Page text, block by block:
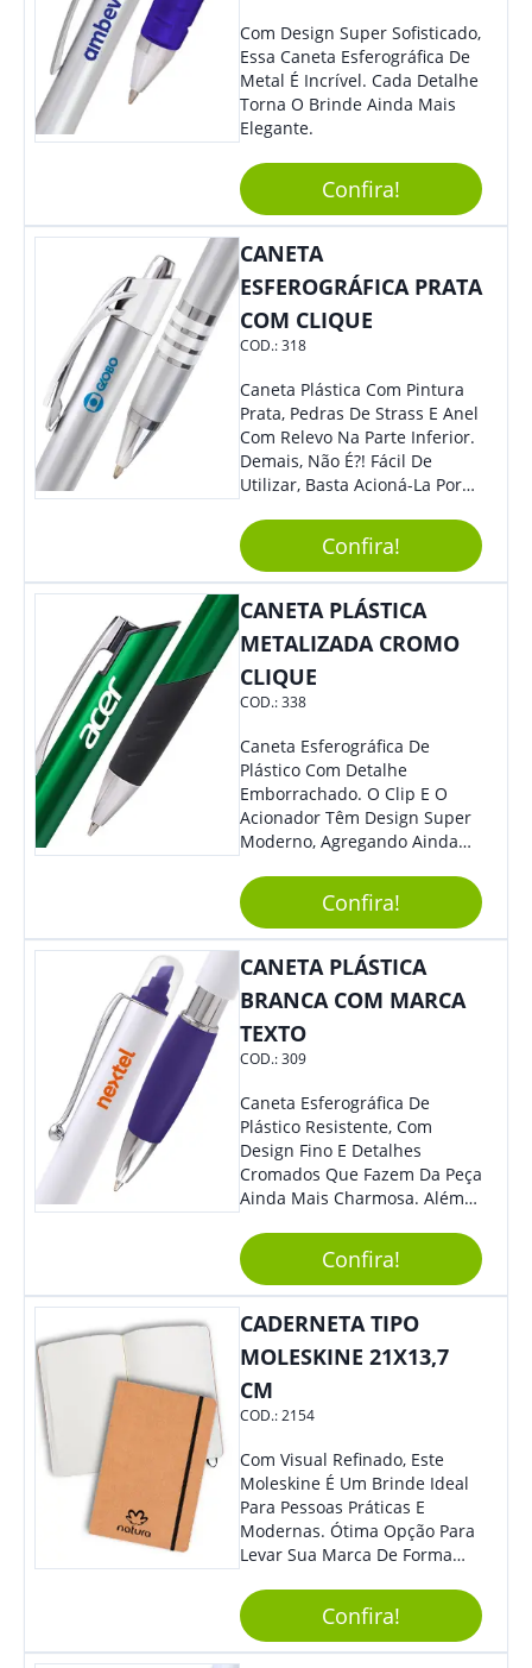
Com Design Super Sofisticado,
Essa Caneta Esferográfica De
Metal É Incrível. Cada Detalhe
Torna O Brinde Ainda Mais
Elegante.
Confira!
CANETA
ESFEROGRÁFICA PRATA
COM CLIQUE
COD.:318
Caneta Plástica Com Pintura
Prata, Pedras De Strass E Anel
Com Relevo Na Parte Inferior.
Demais, Não É?! Fácil De
Utilizar, Basta Acioná-La Por
Confira!
CANETA PLÁSTICA
METALIZADA CROMO
CLIQUE
COD.:338
Caneta Esferográfica De
Plástico Com Detalhe
Emborrachado. O Clip E O
Acionador Têm Design Super
Moderno, Agregando Ainda
Marca.
Confira!
CANETA PLÁSTICA
BRANCA COM MARCA
TEXTO
COD.:309
Caneta Esferográfica De
Plástico Resistente, Com
Design Fino E Detalhes
Cromados Que Fazem Da Peça
Ainda Mais Charmosa. Além
Seu Acionamento É Por Giro.
Perfeita Para Diversas
Ocasiões Do Dia A Dia.
Confira!
CADERNETA TIPO
MOLESKINE 21X13,7
CM
COD.:2154
Com Visual Refinado, Este
Moleskine É Um Brinde Ideal
Para Pessoas Práticas E
Modernas. Ótima Opção Para
Levar Sua Marca De Forma
Sua Empresa Em Eventos,
Reuniões Corporativas Ou Até
Mesmo Para Presentear
Confira!